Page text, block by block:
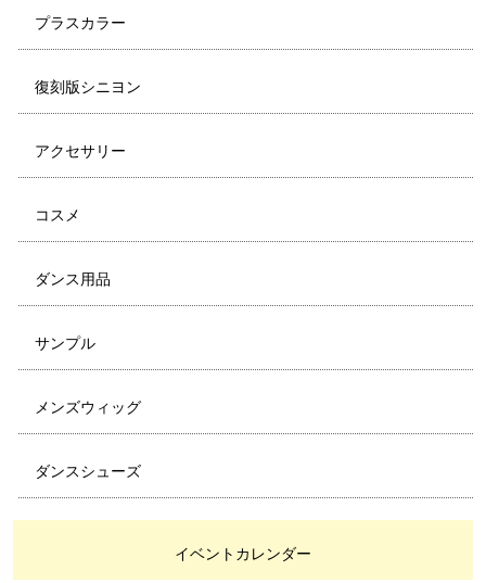
プラスカラー
復刻版シニヨン
アクセサリー
コスメ
ダンス用品
サンプル
メンズウィッグ
ダンスシューズ
イベントカレンダー